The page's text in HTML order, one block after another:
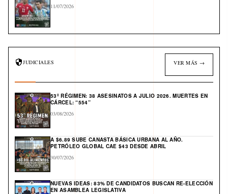
11/07/2026
JUDICIALES VER MÁS →
53º RÉGIMEN: 38 ASESINATOS A JULIO 2026. MUERTES EN
CÁRCEL: “554”
03/08/2026
A $6.89 SUBE CANASTA BÁSICA URBANA AL AÑO.
PETRÓLEO GLOBAL CAE $43 DESDE ABRIL
30/07/2026
NUEVAS IDEAS: 83% DE CANDIDATOS BUSCAN RE-ELECCIÓN
EN ASAMBLEA LEGISLATIVA